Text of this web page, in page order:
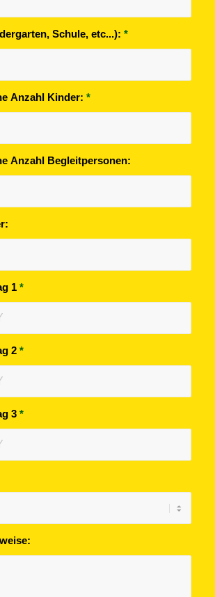
Schule, etc...): *
Anzahl Kinder: *
Anzahl Begleitpersonen:
1 *
2 *
3 *